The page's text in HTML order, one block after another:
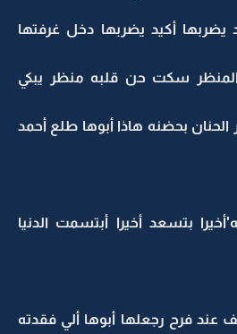
أكيد يضربها دخل غرفتها
سكت حن قلبه منظر يبكي
الحنان بحضنه هاذا أبوها طلع أحمد
بتسعد أخيرا أبتسمت الدنيا
عند فرح رجعلها أبوها ألي فقدته